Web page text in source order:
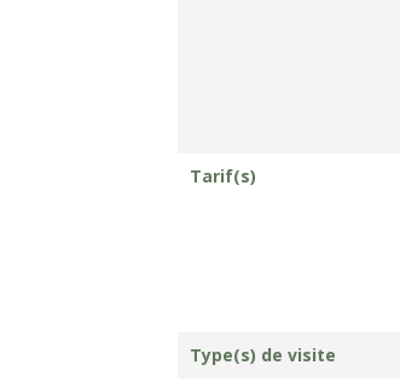
Tarif(s)
Type(s) de visite